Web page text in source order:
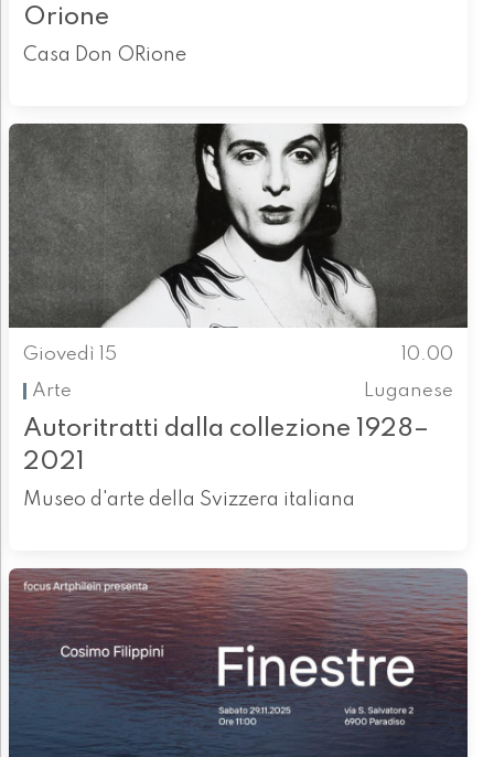
Orione
Casa Don ORione
Giovedì 15
10.00
Arte
Luganese
Autoritratti dalla collezione 1928–
2021
Museo d'arte della Svizzera italiana